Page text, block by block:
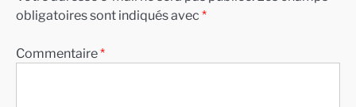
obligatoires sont indiqués avec *
Commentaire*